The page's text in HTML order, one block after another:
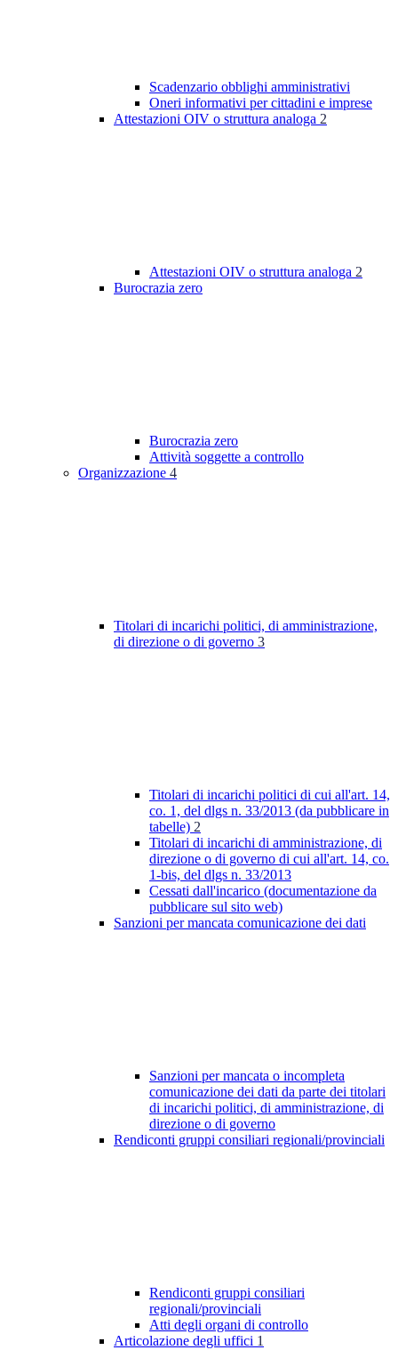
Scadenzario obblighi amministrativi
Oneri informativi per cittadini e imprese
Attestazioni OIV o struttura analoga 2
Attestazioni OIV o struttura analoga 2
Burocrazia zero
Burocrazia zero
Attività soggette a controllo
Organizzazione 4
Titolari di incarichi politici, di amministrazione,
di direzione o di governo 3
Titolari di incarichi politici di cui all'art. 14,
co. 1, del dlgs n. 33/2013 (da pubblicare in
tabelle) 2
Titolari di incarichi di amministrazione, di
direzione o di governo di cui all'art. 14, co.
1-bis, del dlgs n. 33/2013
Cessati dall'incarico (documentazione da
pubblicare sul sito web)
Sanzioni per mancata comunicazione dei dati
Sanzioni per mancata o incompleta
comunicazione dei dati da parte dei titolari
di incarichi politici, di amministrazione, di
direzione o di governo
Rendiconti gruppi consiliari regionali/provinciali
Rendiconti gruppi consiliari
regionali/provinciali
Atti degli organi di controllo
Articolazione degli uffici 1